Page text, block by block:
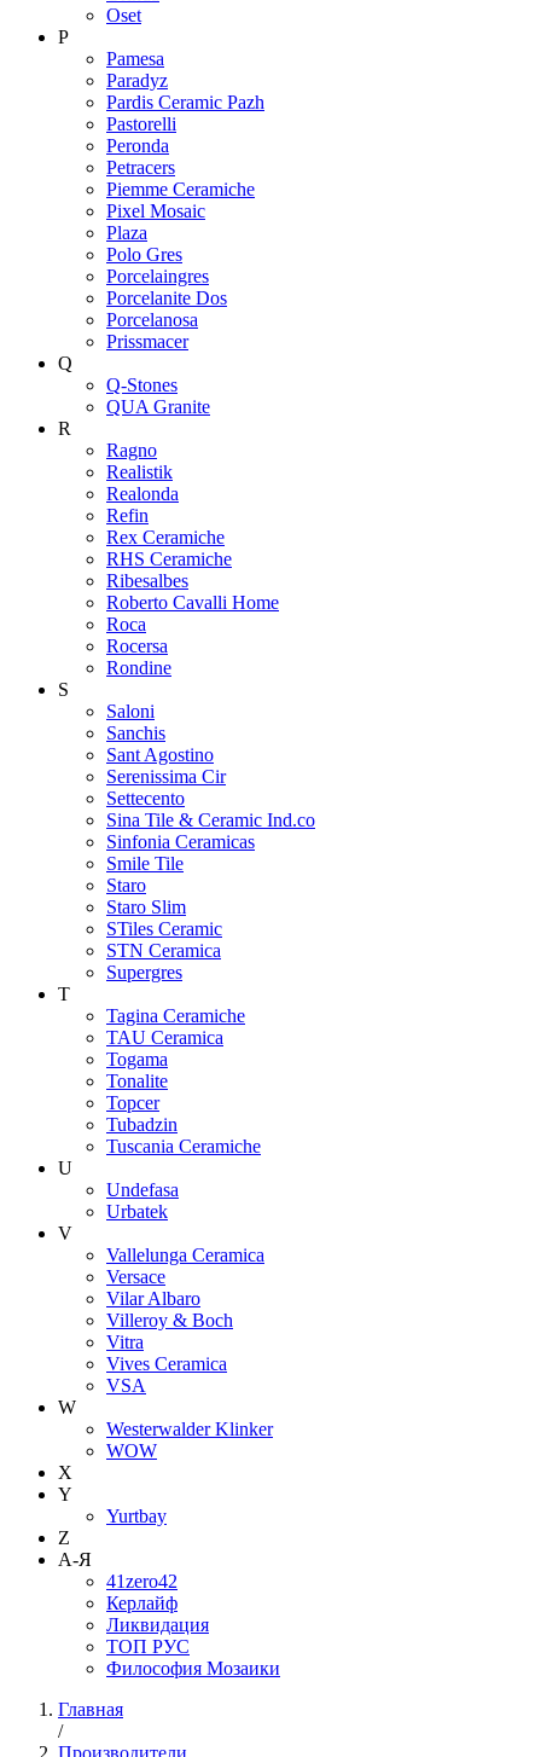
Oset
P
Pamesa
Paradyz
Pardis Ceramic Pazh
Pastorelli
Peronda
Petracers
Piemme Ceramiche
Pixel Mosaic
Plaza
Polo Gres
Porcelaingres
Porcelanite Dos
Porcelanosa
Prissmacer
Q
Q-Stones
QUA Granite
R
Ragno
Realistik
Realonda
Refin
Rex Ceramiche
RHS Ceramiche
Ribesalbes
Roberto Cavalli Home
Roca
Rocersa
Rondine
S
Saloni
Sanchis
Sant Agostino
Serenissima Cir
Settecento
Sina Tile & Ceramic Ind.co
Sinfonia Ceramicas
Smile Tile
Staro
Staro Slim
STiles Ceramic
STN Ceramica
Supergres
T
Tagina Ceramiche
TAU Ceramica
Togama
Tonalite
Topcer
Tubadzin
Tuscania Ceramiche
U
Undefasa
Urbatek
V
Vallelunga Ceramica
Versace
Vilar Albaro
Villeroy & Boch
Vitra
Vives Ceramica
VSA
W
Westerwalder Klinker
WOW
X
Y
Yurtbay
Z
А-Я
41zero42
Керлайф
Ликвидация
ТОП РУС
Философия Мозаики
Главная
/
Производители